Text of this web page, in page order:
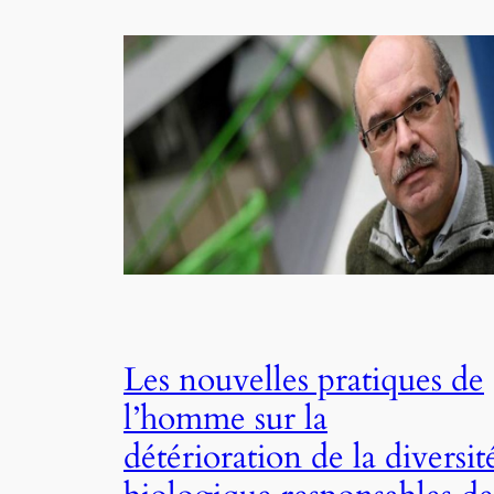
Les nouvelles pratiques de
l’homme sur la
détérioration de la